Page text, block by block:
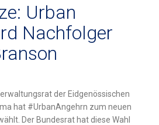
Urban
Nachfolger
der Eidgenössischen
hat #UrbanAngehrn zum neuen
Der Bundesrat hat diese Wahl